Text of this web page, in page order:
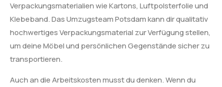
Verpackungsmaterialien wie Kartons, Luftpolsterfolie und
Klebeband. Das Umzugsteam Potsdam kann dir qualitativ
hochwertiges Verpackungsmaterial zur Verfügung stellen,
um deine Möbel und persönlichen Gegenstände sicher zu
transportieren.
Auch an die Arbeitskosten musst du denken. Wenn du